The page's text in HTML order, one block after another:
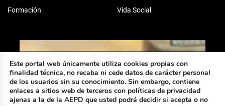
Formación
Vida Social
Este portal web únicamente utiliza cookies propias con
finalidad técnica, no recaba ni cede datos de carácter personal
de los usuarios sin su conocimiento. Sin embargo, contiene
enlaces a sitios web de terceros con políticas de privacidad
ajenas a la de la AEPD que usted podrá decidir si acepta o no